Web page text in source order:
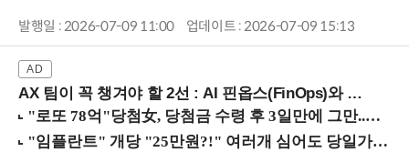
발행일 : 2026-07-09 11:00 업데이트 : 2026-07-09 15:13
AX 팀이 꼭 챙겨야 할 2선 : AI 핀옵스(FinOps)와 토큰 거버넌스 (8/21 잠실역)